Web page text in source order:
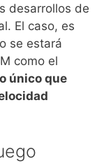
desarrollos de
El caso, es
se estará
como el
único que